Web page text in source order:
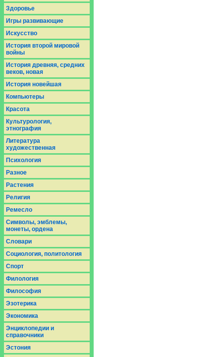
Здоровье
Игры развивающие
Искусство
История второй мировой
войны
История древняя, средних
веков, новая
История новейшая
Компьютеры
Красота
Культурология,
этнография
Литература
художественная
Психология
Разное
Растения
Религия
Ремесло
Символы, эмблемы,
монеты, ордена
Словари
Социология, политология
Спорт
Филология
Философия
Эзотерика
Экономика
Энциклопедии и
справочники
Эстония